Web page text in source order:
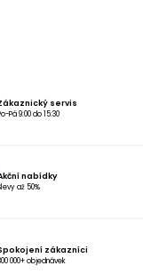
servis
Pá 9:00 do 15:30
nabídky
až 50%
zákazníci
000+ objednávek